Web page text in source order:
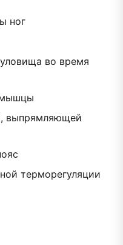
ног
во время
мышцы
выпрямляющей
терморегуляции